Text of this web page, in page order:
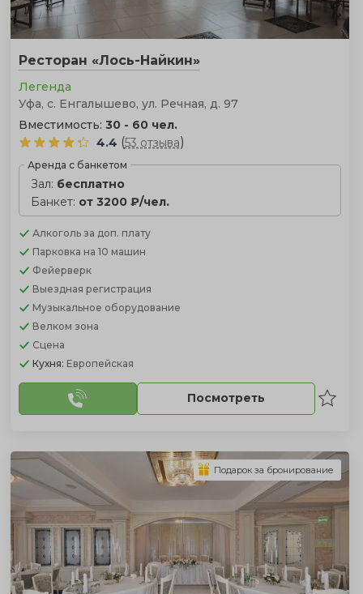
Ресторан «Лось-Найкин»
Легенда
Уфа, с. Енгалышево, ул. Речная, д. 97
Вместимость: 30 - 60 чел.
4.4 (53 отзыва)
Аренда с банкетом
Зал: бесплатно
Банкет: от 3200 ₽/чел.
Алкоголь за доп. плату
Парковка на 10 машин
Фейерверк
Выездная регистрация
Музыкальное оборудование
Велком зона
Сцена
Кухня: Европейская
Посмотреть
Подарок за бронирование